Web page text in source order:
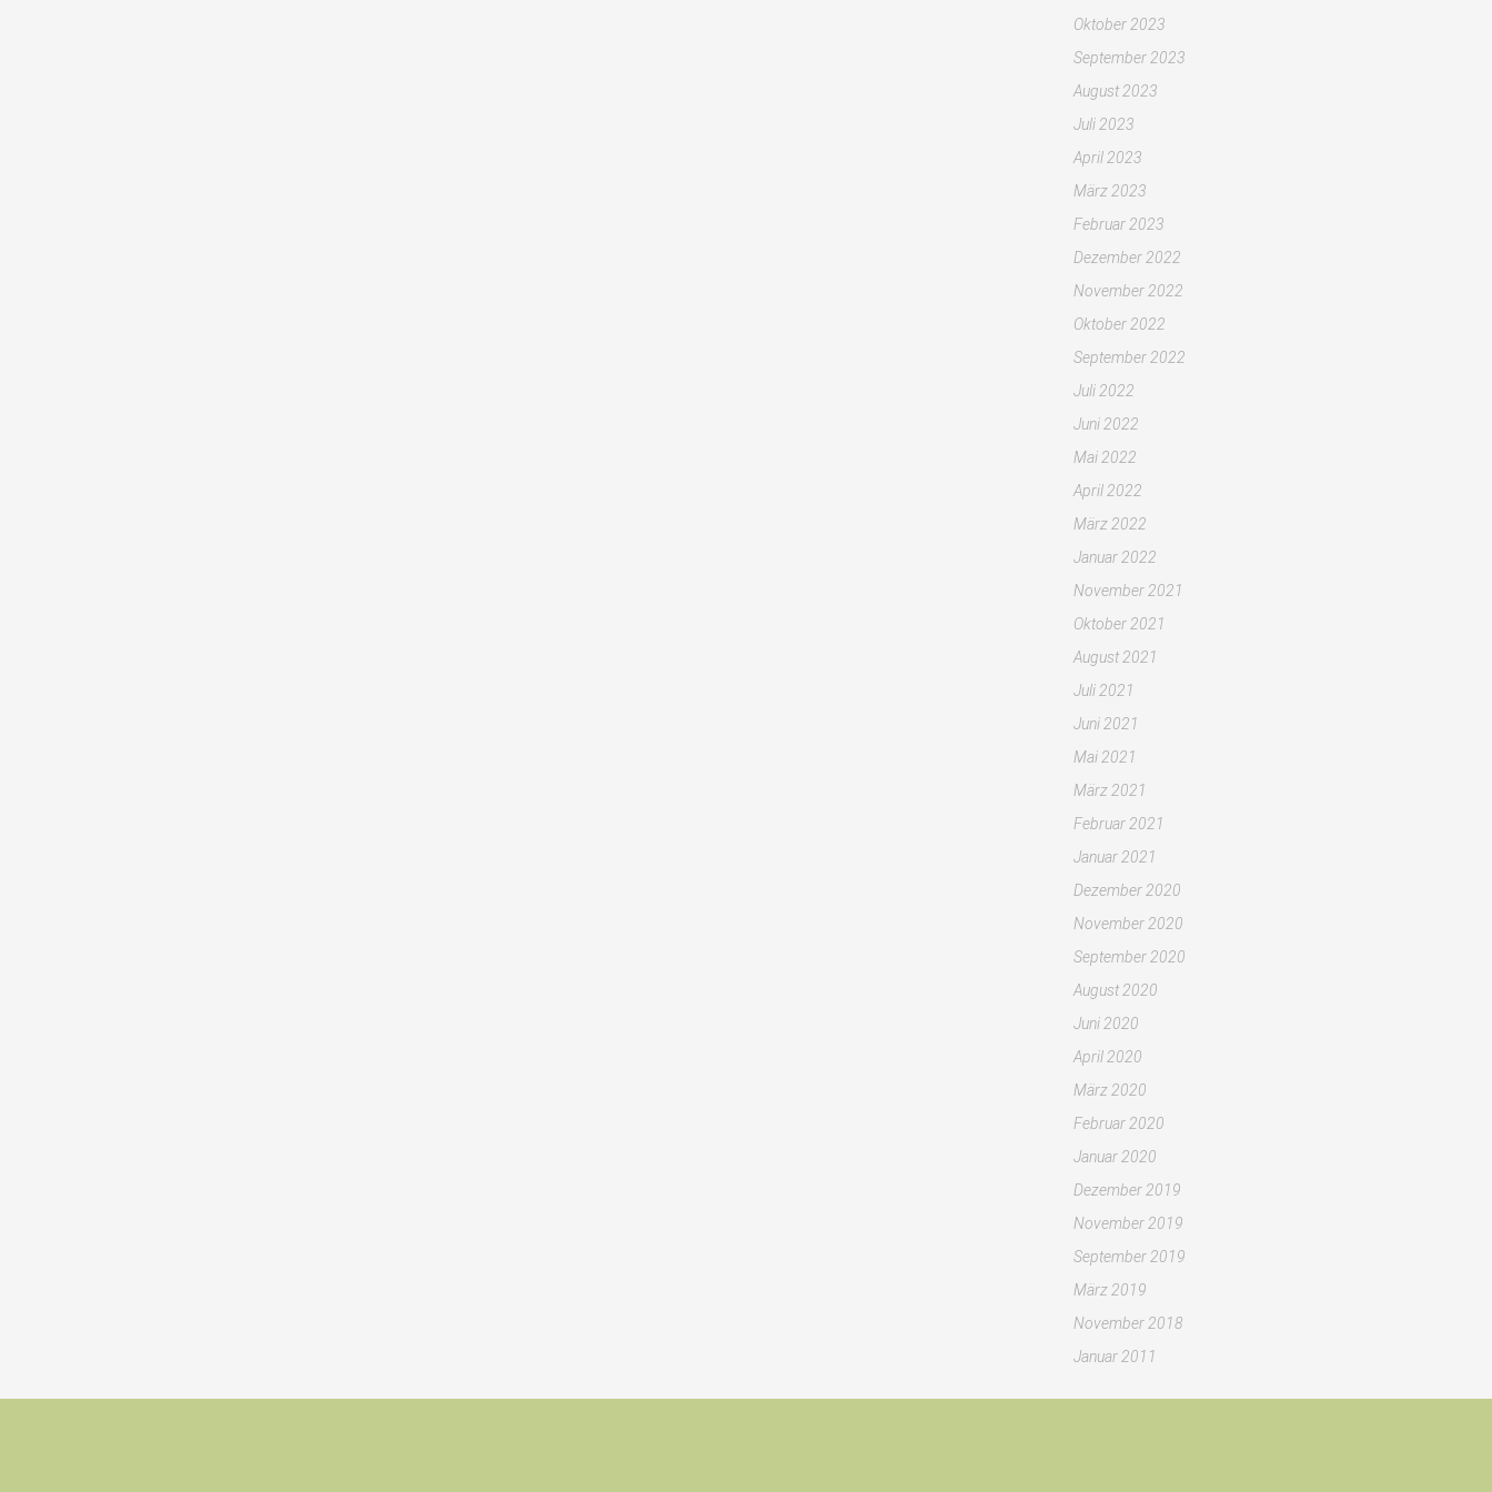
Oktober 2023
September 2023
August 2023
Juli 2023
April 2023
März 2023
Februar 2023
Dezember 2022
November 2022
Oktober 2022
September 2022
Juli 2022
Juni 2022
Mai 2022
April 2022
März 2022
Januar 2022
November 2021
Oktober 2021
August 2021
Juli 2021
Juni 2021
Mai 2021
März 2021
Februar 2021
Januar 2021
Dezember 2020
November 2020
September 2020
August 2020
Juni 2020
April 2020
März 2020
Februar 2020
Januar 2020
Dezember 2019
November 2019
September 2019
März 2019
November 2018
Januar 2011